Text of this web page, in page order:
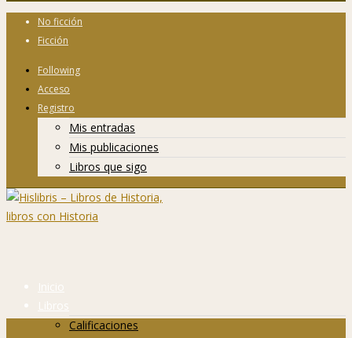
No ficción
Ficción
Following
Acceso
Registro
Mis entradas
Mis publicaciones
Libros que sigo
Inicio
Libros
Calificaciones